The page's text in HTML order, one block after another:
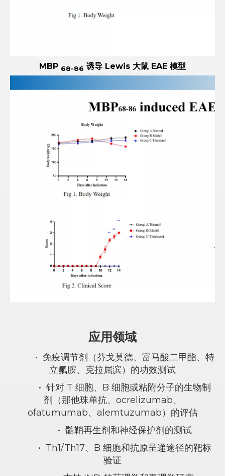
MBP 68-86 诱导 Lewis 大鼠 EAE 模型
应用领域
• 免疫调节剂（芬戈莫德、富马酸二甲酯、特
立氟胺、克拉屈滨）的功效测试
• 针对 T 细胞、B 细胞或粘附分子的生物制
剂（那他珠单抗、ocrelizumab、
ofatumumab、alemtuzumab）的评估
• 髓鞘再生剂和神经保护剂的测试
• Th1/Th17、B 细胞和抗原呈递途径的靶标
验证